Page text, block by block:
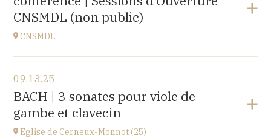
at20H00
Buy your tickets
CNSMDL (non public)
CNSMDL
CNSMD | Conservatoire National Supérieur Musique
et Danse de Lyon
3 quai Chauveau, 69009 LYON
at
09.13.25
BACH | 3 sonates pour viole de
gambe et clavecin
Eglise de Cerneux-Monnot (25)